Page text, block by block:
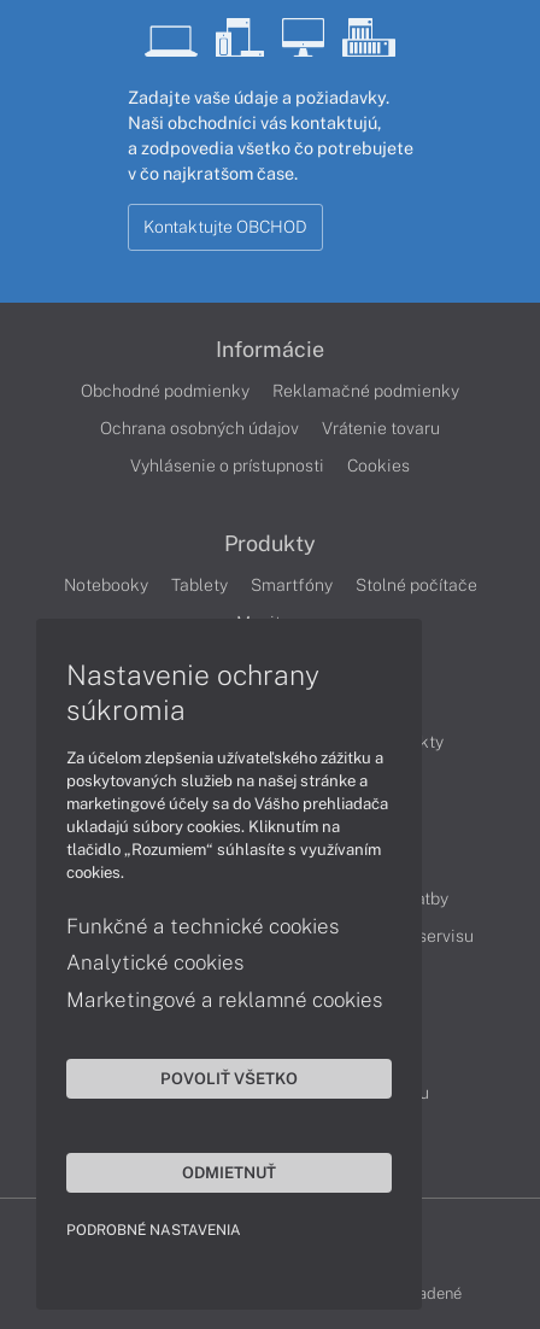
Zadajte vaše údaje a požiadavky.
Naši obchodníci vás kontaktujú,
a zodpovedia všetko čo potrebujete
v čo najkratšom čase.
Kontaktujte OBCHOD
Informácie
Obchodné podmienky
Reklamačné podmienky
Ochrana osobných údajov
Vrátenie tovaru
Vyhlásenie o prístupnosti
Cookies
Produkty
Notebooky Tablety Smartfóny
Stolné počítače
Monitory
Produkty
Technológie
Videá
Obsah
Možnosti doručenia a platby
Podpora a servis
Servisné služby Cenník servisu
Kontakty
043 4224 771
Obchodné oddelenie
Reklamácia tovaru
LENOVO-SHOP © 2013 - 2026 Všetky práva vyhradené
Nastavenie ochrany
súkromia
Za účelom zlepšenia užívateľského zážitku a
poskytovaných služieb na našej stránke a
marketingové účely sa do Vášho prehliadača
ukladajú súbory cookies. Kliknutím na
tlačidlo „Rozumiem“ súhlasíte s využívaním
cookies.
Funkčné a technické cookies
Analytické cookies
Marketingové a reklamné cookies
POVOLIŤ VŠETKO
ODMIETNUŤ
PODROBNÉ NASTAVENIA